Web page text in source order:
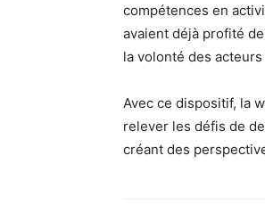
compétences en
avaient déjà profité
la volonté des
Avec ce dispositif, la
relever les défis de
créant des